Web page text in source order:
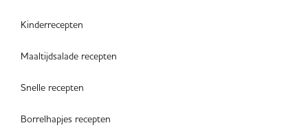
Kinderrecepten
Maaltijdsalade recepten
Snelle recepten
Borrelhapjes recepten